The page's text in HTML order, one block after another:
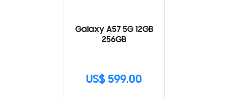
Galaxy A57 5G 12GB
256GB
US$ 599.00